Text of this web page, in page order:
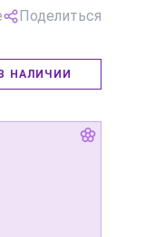
Поделиться
НАЛИЧИИ